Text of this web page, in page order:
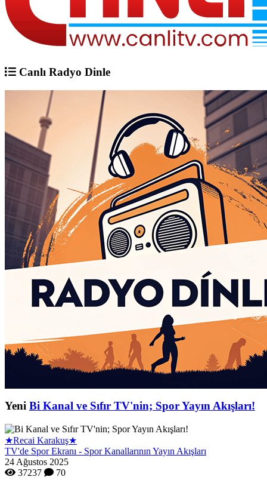
Canlı Radyo Dinle
Yeni Bi Kanal ve Sıfır TV'nin; Spor Yayın Akışları!
★Recai Karakuş★
TV'de Spor Ekranı - Spor Kanallarının Yayın Akışları
24 Ağustos 2025
37237
70